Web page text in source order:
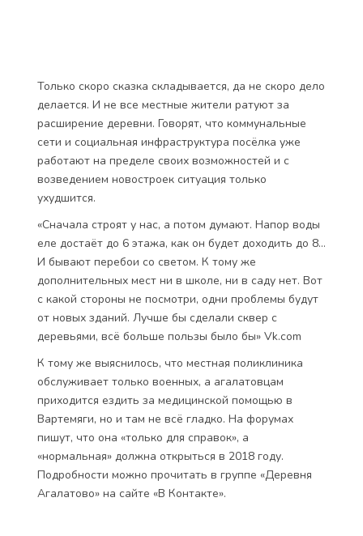
Только скоро сказка складывается, да не скоро дело
делается. И не все местные жители ратуют за
расширение деревни. Говорят, что коммунальные
сети и социальная инфраструктура посёлка уже
работают на пределе своих возможностей и с
возведением новостроек ситуация только
ухудшится.
«Сначала строят у нас, а потом думают. Напор воды
еле достаёт до 6 этажа, как он будет доходить до 8…
И бывают перебои со светом. К тому же
дополнительных мест ни в школе, ни в саду нет. Вот
с какой стороны не посмотри, одни проблемы будут
от новых зданий. Лучше бы сделали сквер с
деревьями, всё больше пользы было бы» Vk.com
К тому же выяснилось, что местная поликлиника
обслуживает только военных, а агалатовцам
приходится ездить за медицинской помощью в
Вартемяги, но и там не всё гладко. На форумах
пишут, что она «только для справок», а
«нормальная» должна открыться в 2018 году.
Подробности можно прочитать в группе «Деревня
Агалатово» на сайте «В Контакте».